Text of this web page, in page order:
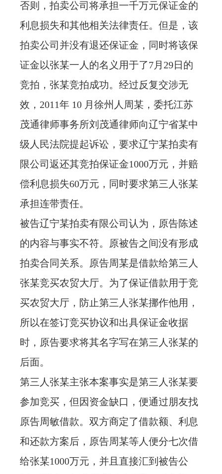
否则，拍卖公司将承担一千万元保证金的
利息损失和其他相关法律责任。但是，该
拍卖公司并没有退还保证金，同时将该保
证金以张某一人的名义用于了7月29日的
竞拍，张某竞拍成功。经过反复交涉无
效，2011年 10 月徐州人周某，委托江苏
茂通律师事务所刘茂通律师向辽宁省某中
级人民法院提起诉讼，要求辽宁某拍卖有
限公司返还其竞拍保证金1000万元，并赔
偿利息损失60万元，同时要求第三人张某
承担连带责任。
被告辽宁某拍卖有限公司认为，原告陈述
的内容与事实不符。原被告之间没有形成
拍卖合同关系。原告周某是借款给第三人
张某竞买农贸大厅。为了保证借款用于竞
买农贸大厅，防止第三人张某挪作他用，
所以在签订竞买协议和出具保证金收据
时，原告要求将其名字写在第三人张某的
后面。
第三人张某主张本案事实是第三人张某要
参加竞买，但因资金缺口，便通过朋友找
原告周敏借款。双方商定了借款额、利息
和还款方案后，原告周某等人便分七次借
给张某1000万元，并且直接汇到被告公